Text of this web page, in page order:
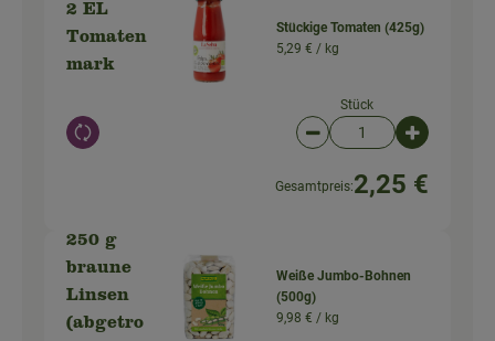
2 EL
Tomaten
mark
Auswahl ändern
Stückige Tomaten (425g)
5,29 € / kg
Stück
Artikelanzahl
Gesamtpreis:2,25 €
250 g
braune
Linsen
(abgetro
Weiße Jumbo-Bohnen
(500g)
9,98 € / kg